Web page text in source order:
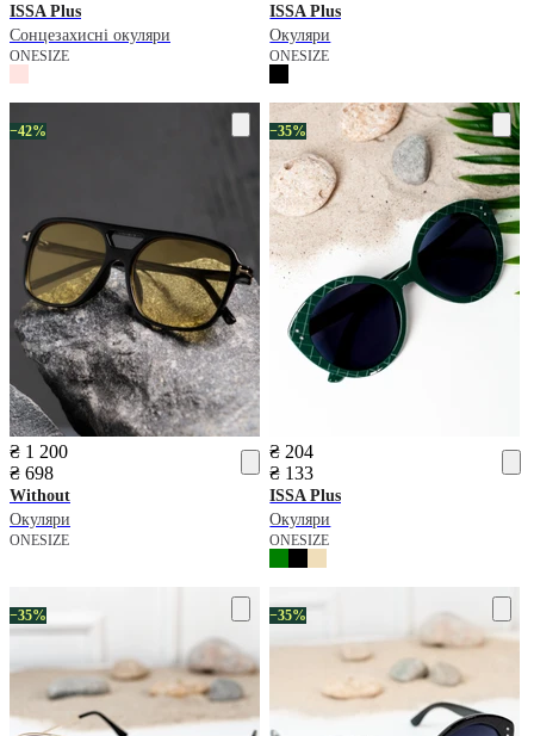
ISSA Plus
Сонцезахисні окуляри
ONESIZE
ISSA Plus
Окуляри
ONESIZE
−42%
₴ 1 200
₴ 698
Without
Окуляри
ONESIZE
−35%
₴ 204
₴ 133
ISSA Plus
Окуляри
ONESIZE
−35% −35%